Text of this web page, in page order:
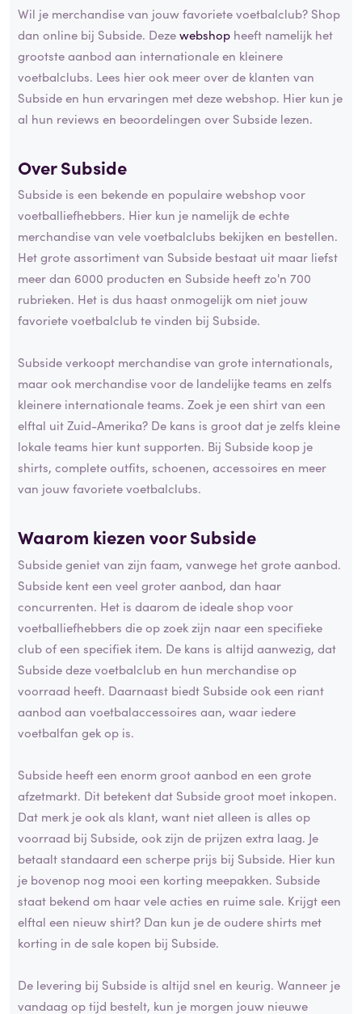
Wil je merchandise van jouw favoriete voetbalclub? Shop
dan online bij Subside. Dezewebshop heeft namelijk het
grootste aanbod aan internationale en kleinere
voetbalclubs. Lees hier ook meer over de klanten van
Subside en hun ervaringen met deze webshop. Hier kun je
al hun reviews en beoordelingen over Subside lezen.
Over Subside
Subside is een bekende en populaire webshop voor
voetballiefhebbers. Hier kun je namelijk de echte
merchandise van vele voetbalclubs bekijken en bestellen.
Het grote assortiment van Subside bestaat uit maar liefst
meer dan 6000 producten en Subside heeft zo'n 700
rubrieken. Het is dus haast onmogelijk om niet jouw
favoriete voetbalclub te vinden bij Subside.
Subside verkoopt merchandise van grote internationals,
maar ook merchandise voor de landelijke teams en zelfs
kleinere internationale teams. Zoek je een shirt van een
elftal uit Zuid-Amerika? De kans is groot dat je zelfs kleine
lokale teams hier kunt supporten. Bij Subside koop je
shirts, complete outfits, schoenen, accessoires en meer
van jouw favoriete voetbalclubs.
Waarom kiezen voor Subside
Subside geniet van zijn faam, vanwege het grote aanbod.
Subside kent een veel groter aanbod, dan haar
concurrenten. Het is daarom de ideale shop voor
voetballiefhebbers die op zoek zijn naar een specifieke
club of een specifiek item. De kans is altijd aanwezig, dat
Subside deze voetbalclub en hun merchandise op
voorraad heeft. Daarnaast biedt Subside ook een riant
aanbod aan voetbalaccessoires aan, waar iedere
voetbalfan gek op is.
Subside heeft een enorm groot aanbod en een grote
afzetmarkt. Dit betekent dat Subside groot moet inkopen.
Dat merk je ook als klant, want niet alleen is alles op
voorraad bij Subside, ook zijn de prijzen extra laag. Je
betaalt standaard een scherpe prijs bij Subside. Hier kun
je bovenop nog mooi een korting meepakken. Subside
staat bekend om haar vele acties en ruime sale. Krijgt een
elftal een nieuw shirt? Dan kun je de oudere shirts met
korting in de sale kopen bij Subside.
De levering bij Subside is altijd snel en keurig. Wanneer je
vandaag op tijd bestelt, kun je morgen jouw nieuwe